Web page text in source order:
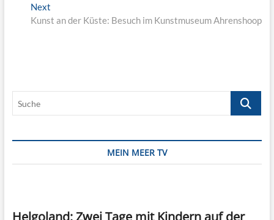
Next
post:
Kunst an der Küste: Besuch im Kunstmuseum Ahrenshoop
Suche
MEIN MEER TV